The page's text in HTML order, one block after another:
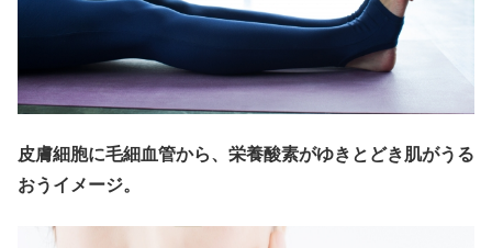
皮膚細胞に毛細血管から、栄養酸素がゆきとどき肌がうる
おうイメージ。